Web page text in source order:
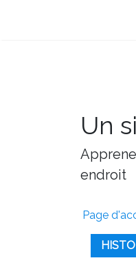
Un
endroit
Page